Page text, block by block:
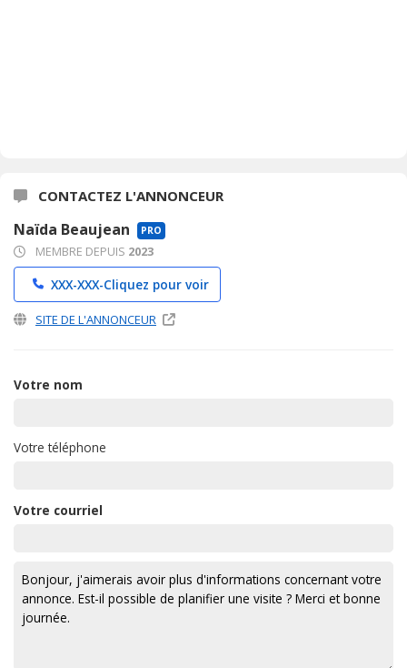
CONTACTEZ L'ANNONCEUR
Naïda Beaujean PRO
MEMBRE DEPUIS 2023
XXX-XXX-Cliquez pour voir
SITE DE L'ANNONCEUR
Votre nom
Votre téléphone
Votre courriel